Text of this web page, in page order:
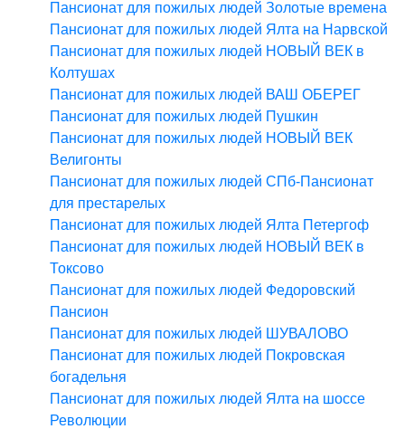
Пансионат для пожилых людей Золотые времена
Пансионат для пожилых людей Ялта на Нарвской
Пансионат для пожилых людей НОВЫЙ ВЕК в
Колтушах
Пансионат для пожилых людей ВАШ ОБЕРЕГ
Пансионат для пожилых людей Пушкин
Пансионат для пожилых людей НОВЫЙ ВЕК
Велигонты
Пансионат для пожилых людей СПб-Пансионат
для престарелых
Пансионат для пожилых людей Ялта Петергоф
Пансионат для пожилых людей НОВЫЙ ВЕК в
Токсово
Пансионат для пожилых людей Федоровский
Пансион
Пансионат для пожилых людей ШУВАЛОВО
Пансионат для пожилых людей Покровская
богадельня
Пансионат для пожилых людей Ялта на шоссе
Революции